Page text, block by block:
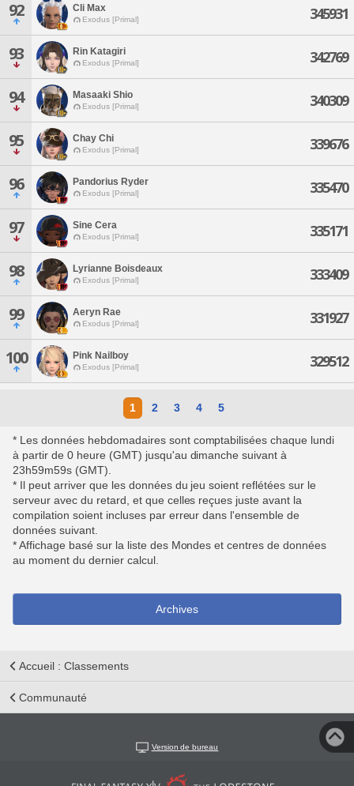
92 Cli Max
Exodus [Primal] 345931
93 Rin Katagiri
Exodus [Primal] 342769
94 Masaaki Shio
Exodus [Primal] 340309
95 Chay Chi
Exodus [Primal] 339676
96 Pandorius Ryder
Exodus [Primal] 335470
97 Sine Cera
Exodus [Primal] 335171
98 Lyrianne Boisdeaux
Exodus [Primal] 333409
99 Aeryn Rae
Exodus [Primal] 331927
100 Pink Nailboy
Exodus [Primal] 329512
1 2 3 4 5
* Les données hebdomadaires sont comptabilisées chaque lundi
à partir de 0 heure (GMT) jusqu'au dimanche suivant à
23h59m59s (GMT).
* Il peut arriver que les données du jeu soient reflétées sur le
serveur avec du retard, et que celles reçues juste avant la
compilation soient incluses par erreur dans l'ensemble de
données suivant.
* Affichage basé sur la liste des Mondes et centres de données
au moment du dernier calcul.
Archives
Accueil : Classements
Communauté
Version de bureau